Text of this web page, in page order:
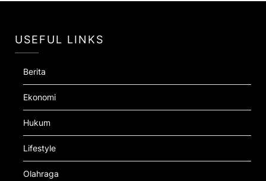
USEFUL LINKS
Berita
Ekonomi
Hukum
Lifestyle
Olahraga